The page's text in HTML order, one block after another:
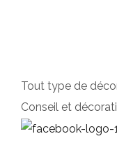
Tout type de
Conseil et